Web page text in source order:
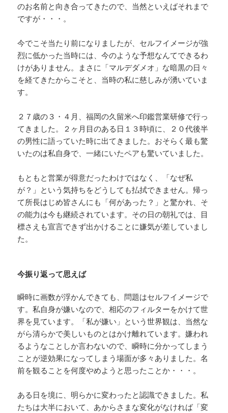
のお名前と向き合ってきたので、当然といえばそれまで
ですが・・・。
今でこそ当たり前になりましたが、セルフイメージが強
烈に低かった当時には、今のような予想なんてできるわ
けがありません。まさに「マルデダメオ」な暗黒の日々
を経てきたからこそと、当時の私に慈しみが湧いていま
す。
２７歳の３・４月、福岡の久留米へ印鑑営業研修で行っ
てきました。２ヶ月目のある日１３時頃に、２０代後半
の男性に語っていた時に出てきました。おそらく最も驚
いたのは私自身で、一緒にいたペアも驚いていました。
もともと営業が得意だったわけではなく、「なぜ私
が？」という気持ちをどうしても払拭できません。帰っ
て所長はじめ皆さんにも「何があった？」と驚かれ、そ
の能力は今も継続されています。その日の朝礼では、目
標さえも宣言できず出かけることに嫌気が差していまし
た。
今振り返って思えば
瞬時に画数が浮かんできても、問題はセルフイメージで
す。私自身が嫌いなので、相応のフィルターをかけて世
界を見ています。「私が嫌い」という世界観は、当然な
がら清らかで美しいものとはかけ離れています。嫌われ
るようなことしか言わないので、瞬時に分かってしまう
ことが逆効果になってしまう場面が多々ありました。名
前を観ることを何度やめようと思ったことか・・・。
ある日を境に、明らかに変わったと認識できました。私
たちは大半において、あからさまな変化がなければ「変